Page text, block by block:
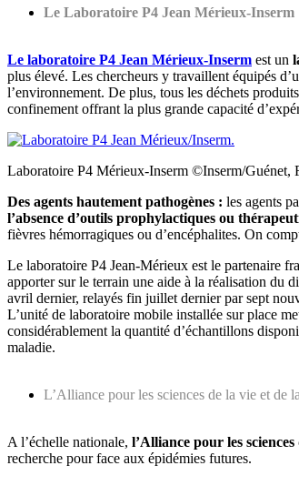
Le Laboratoire P4 Jean Mérieux-Inserm
Le laboratoire P4 Jean Mérieux-Inserm est un
plus élevé. Les chercheurs y travaillent équipés
l’environnement. De plus, tous les déchets
confinement offrant la plus grande capacité
Laboratoire P4 Mérieux-Inserm ©Inserm/Guénet,
Des agents hautement pathogènes : les agents
l’absence d’outils prophylactiques ou
fièvres hémorragiques ou d’encéphalites. On
Le laboratoire P4 Jean-Mérieux est le partenaire
apporter sur le terrain une aide à la réalisation du
avril dernier, relayés fin juillet dernier par sept
L’unité de laboratoire mobile installée sur place
considérablement la quantité d’échantillons
maladie.
L’Alliance pour les sciences de la vie et de
A l’échelle nationale, l’Alliance pour les
recherche pour face aux épidémies futures.